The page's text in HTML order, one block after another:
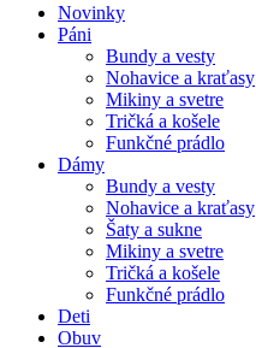
Novinky
Páni
Bundy a vesty
Nohavice a kraťasy
Mikiny a svetre
Tričká a košele
Funkčné prádlo
Dámy
Bundy a vesty
Nohavice a kraťasy
Šaty a sukne
Mikiny a svetre
Tričká a košele
Funkčné prádlo
Deti
Obuv